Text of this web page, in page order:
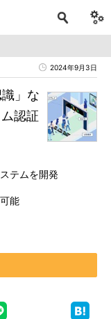
2024年9月3日
」な
認証
テムを開発
能